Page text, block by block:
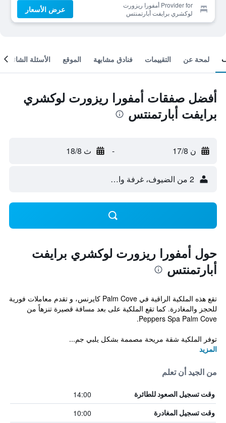
Provider for أمفورا ريزورت
لوكشري برايفت أبارتمنتس
عرض الأسعار
لمحة عن التقييمات فنادق مشابهة الموقع الأسئلة الشائعة
أفضل صفقات أمفورا ريزورت لوكشري
برايفت أبارتمنتس
ن 17/8 - ث 18/8
2 من الضيوف، غرفة واحدة
حول أمفورا ريزورت لوكشري برايفت
أبارتمنتس
تقع هذه الملكية الراقية في Palm Cove كايرنس، و تقدم معاملات فورية
للحجز والمغادرة. كما تقع الملكية على بعد مسافة قصيرة تنزهاً من
Peppers Spa Palm Cove.
توفر الملكية شقة مريحة مصممة بشكل يلبي جم...
المزيد
من الجيد أن تعلم
وقت تسجيل الصعود للطائرة 14:00
وقت تسجيل المغادرة 10:00